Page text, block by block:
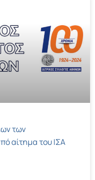
των
αίτημα του ΙΣΑ